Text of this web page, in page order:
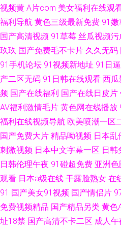
视频黄 A片com 美女福利在线观
福利导航 黄色三级最新免费 91
国产高清视频 91草莓 丝瓜视频污
玖玖 国产免费毛不卡片 久久无码
91手机论坛 91视频新地址 91日逼
产二区无码 91日韩在线观看 西瓜
频 国产在线福利 国产在线日皮片
AV福利激情毛片 黄色网在线播放
福利在线视频导航 欧美喷潮一区
国产免费大片 精品呦视频 日本乱
刺激视频 日本中文字幕一区 日韩
日韩伦理午夜 91碰超免费 亚洲
观看 日本a级在线 干露脸熟女 在
91 国产美女91视频 国产情侣片
免费视频精品 国产精品另类 黄色
址18禁 国产高清不卡二区 成人